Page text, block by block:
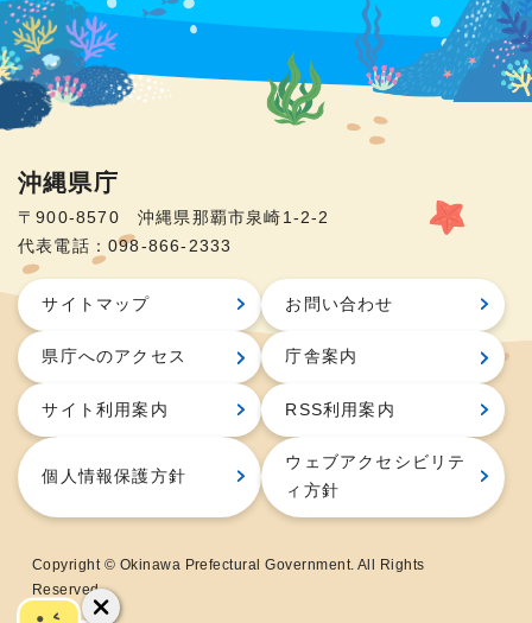
沖縄県庁
〒900-8570 沖縄県那覇市泉崎1-2-2
代表電話：098-866-2333
サイトマップ お問い合わせ
県庁へのアクセス 庁舎案内
サイト利用案内 RSS利用案内
個人情報保護方針
ウェブアクセシビリテ
ィ方針
Copyright © Okinawa Prefectural Government. All Rights
Reserved.